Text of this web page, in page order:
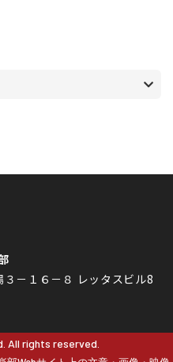
－１６－８ レッタスビル8
All rights reserved.